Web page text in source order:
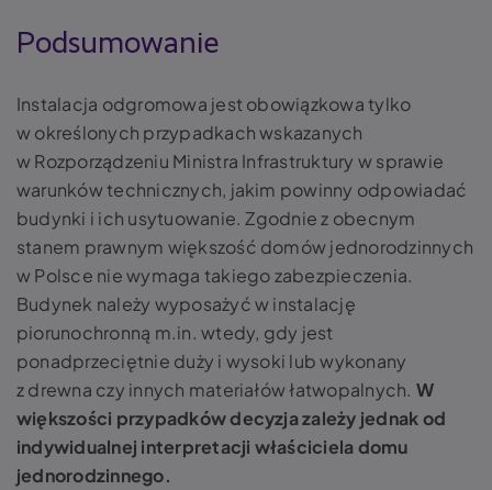
Podsumowanie
Instalacja odgromowa jest obowiązkowa tylko
w określonych przypadkach wskazanych
w Rozporządzeniu Ministra Infrastruktury w sprawie
warunków technicznych, jakim powinny odpowiadać
budynki i ich usytuowanie. Zgodnie z obecnym
stanem prawnym większość domów jednorodzinnych
w Polsce nie wymaga takiego zabezpieczenia.
Budynek należy wyposażyć w instalację
piorunochronną m.in. wtedy, gdy jest
ponadprzeciętnie duży i wysoki lub wykonany
z drewna czy innych materiałów łatwopalnych. W
większości przypadków decyzja zależy jednak od
indywidualnej interpretacji właściciela domu
jednorodzinnego.